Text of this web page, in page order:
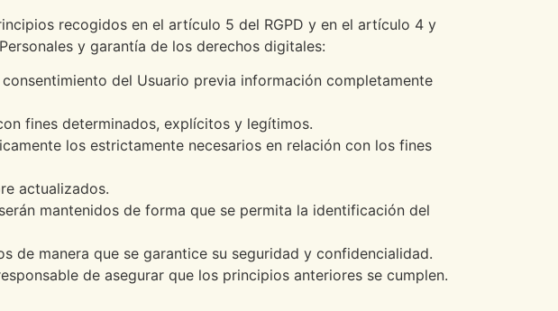
recogidos en el artículo 5 del RGPD y en el artículo 4 y
y garantía de los derechos digitales:
del Usuario previa información completamente
fines determinados, explícitos y legítimos.
los estrictamente necesarios en relación con los fines
actualizados.
mantenidos de forma que se permita la identificación del
de manera que se garantice su seguridad y confidencialidad.
de asegurar que los principios anteriores se cumplen.